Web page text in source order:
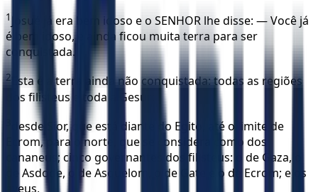
1 Josué já era bem idoso e o SENHOR lhe disse: — Você já
é bem idoso, e ainda ficou muita terra para ser
conquistada.
2
Esta é a terra ainda não conquistada: todas as regiões
dos filisteus e toda a Gesur;
desde Sior, que está diante do Egito, até o limite de
Ecrom, para o norte, que se considera como dos
cananeus; cinco governantes dos filisteus: o de Gaza, o
de Asdode, o de Asquelom, o de Gate e o de Ecrom; e os
aveus,